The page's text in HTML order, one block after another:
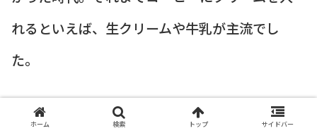
れるといえば、生クリームや牛乳が主流でし
た。
しかし、クレマトップの登場により、 「常温で
ホーム 検索 トップ サイドバー